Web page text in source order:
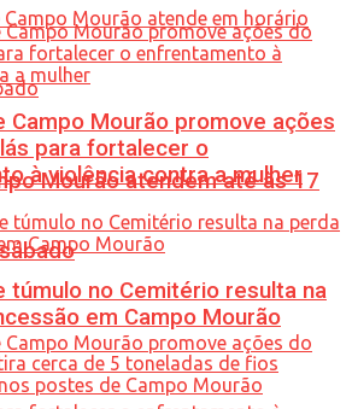
Mourão atendem até às 17
Campo Mourão promove ações
para fortalecer o
à violência contra a mulher
túmulo no Cemitério resulta na
em Campo Mourão